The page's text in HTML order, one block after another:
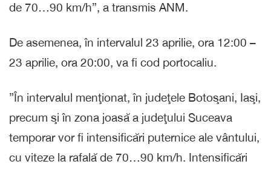
de 70…90 km/h”, a transmis ANM.
De asemenea, în intervalul 23 aprilie, ora 12:00 –
23 aprilie, ora 20:00, va fi cod portocaliu.
”În intervalul menţionat, în judeţele Botoşani, Iaşi,
precum şi în zona joasă a judeţului Suceava
temporar vor fi intensificări puternice ale vântului,
cu viteze la rafală de 70…90 km/h. Intensificări